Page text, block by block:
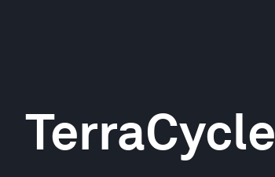
TerraCycle